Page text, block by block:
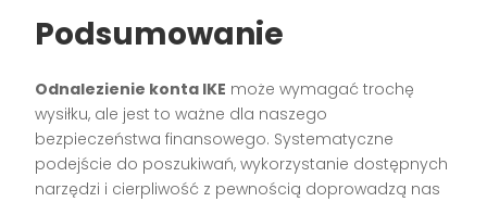
Podsumowanie
Odnalezienie konta IKE może wymagać trochę
wysiłku, ale jest to ważne dla naszego
bezpieczeństwa finansowego. Systematyczne
podejście do poszukiwań, wykorzystanie dostępnych
narzędzi i cierpliwość z pewnością doprowadzą nas